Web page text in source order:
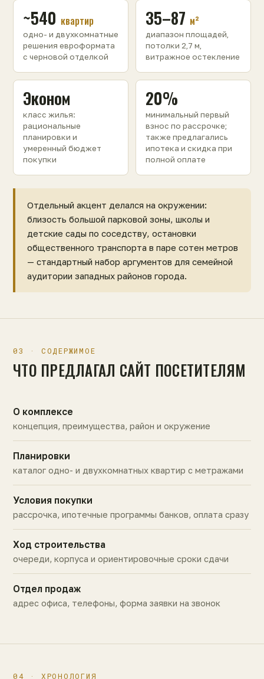
~540 квартир
одно- и двухкомнатные
решения евроформата
с черновой отделкой
35–87 м²
диапазон площадей,
потолки 2,7 м,
витражное остекление
Эконом
класс жилья:
рациональные
планировки и
умеренный бюджет
покупки
20%
минимальный первый
взнос по рассрочке;
также предлагались
ипотека и скидка при
полной оплате
Отдельный акцент делался на окружении:
близость большой парковой зоны, школы и
детские сады по соседству, остановки
общественного транспорта в паре сотен метров
— стандартный набор аргументов для семейной
аудитории западных районов города.
03 · СОДЕРЖИМОЕ
ЧТО ПРЕДЛАГАЛ САЙТ ПОСЕТИТЕЛЯМ
О комплексе
концепция, преимущества, район и окружение
Планировки
каталог одно- и двухкомнатных квартир с метражами
Условия покупки
рассрочка, ипотечные программы банков, оплата сразу
Ход строительства
очереди, корпуса и ориентировочные сроки сдачи
Отдел продаж
адрес офиса, телефоны, форма заявки на звонок
04 · ХРОНОЛОГИЯ